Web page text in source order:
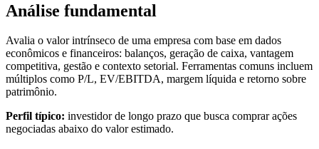
Análise fundamental
Avalia o valor intrínseco de uma empresa com base em dados
econômicos e financeiros: balanços, geração de caixa, vantagem
competitiva, gestão e contexto setorial. Ferramentas comuns incluem
múltiplos como P/L, EV/EBITDA, margem líquida e retorno sobre
patrimônio.
Perfil típico: investidor de longo prazo que busca comprar ações
negociadas abaixo do valor estimado.